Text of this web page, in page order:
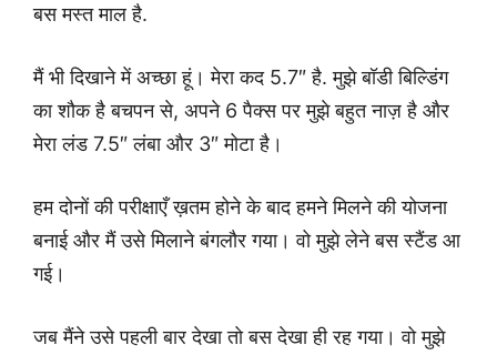
बस मस्त माल है.
मैं भी दिखाने में अच्छा हूं। मेरा कद 5.7″ है. मुझे बॉडी बिल्डिंग
का शौक है बचपन से, अपने 6 पैक्स पर मुझे बहुत नाज़ है और
मेरा लंड 7.5″ लंबा और 3″ मोटा है।
हम दोनों की परीक्षाएँ ख़तम होने के बाद हमने मिलने की योजना
बनाई और मैं उसे मिलाने बंगलौर गया। वो मुझे लेने बस स्टैंड आ
गई।
जब मैंने उसे पहली बार देखा तो बस देखा ही रह गया। वो मुझे